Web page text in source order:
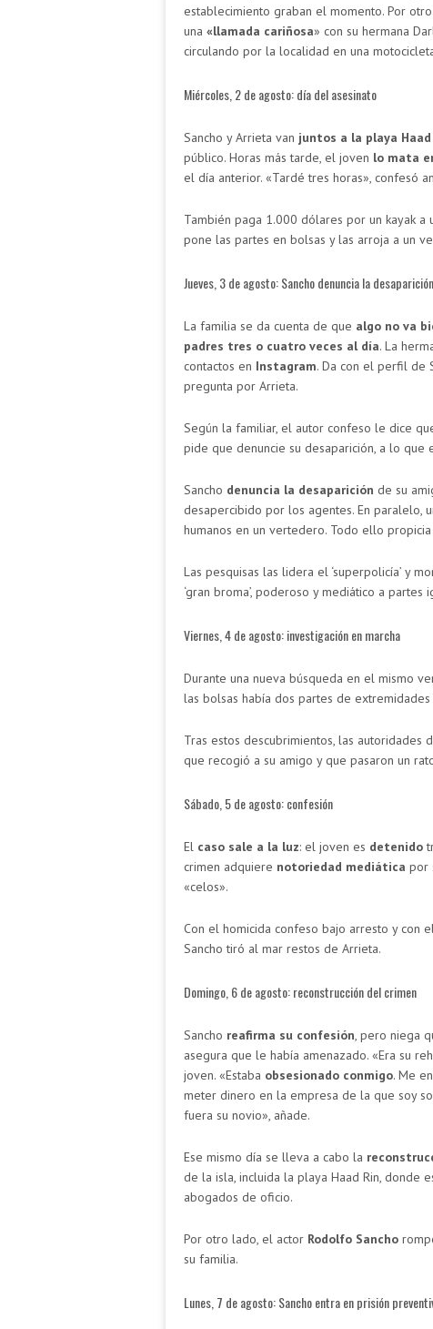
establecimiento graban el momento. Por
una «llamada cariñosa» con su hermana
circulando por la localidad en una
Miércoles, 2 de agosto: día del asesinato
Sancho y Arrieta van juntos a la playa Haad
público. Horas más tarde, el joven lo mata
el día anterior. «Tardé tres horas», confesó
También paga 1.000 dólares por un kayak
pone las partes en bolsas y las arroja a un
Jueves, 3 de agosto: Sancho denuncia la desaparición
La familia se da cuenta de que algo no va
padres tres o cuatro veces al día. La
contactos en Instagram. Da con el perfil de
pregunta por Arrieta.
Según la familiar, el autor confeso le dice
pide que denuncie su desaparición, a lo que
Sancho denuncia la desaparición de su
desapercibido por los agentes. En paralelo,
humanos en un vertedero. Todo ello
Las pesquisas las lidera el ‘superpolicía’ y
‘gran broma’, poderoso y mediático a partes
Viernes, 4 de agosto: investigación en marcha
Durante una nueva búsqueda en el mismo
las bolsas había dos partes de
Tras estos descubrimientos, las autoridades
que recogió a su amigo y que pasaron un
Sábado, 5 de agosto: confesión
El caso sale a la luz: el joven es detenido
crimen adquiere notoriedad mediática por
«celos».
Con el homicida confeso bajo arresto y con
Sancho tiró al mar restos de Arrieta.
Domingo, 6 de agosto: reconstrucción del crimen
Sancho reafirma su confesión, pero niega
asegura que le había amenazado. «Era su
joven. «Estaba obsesionado conmigo. Me
meter dinero en la empresa de la que soy
fuera su novio», añade.
Ese mismo día se lleva a cabo la
de la isla, incluida la playa Haad Rin, donde
abogados de oficio.
Por otro lado, el actor Rodolfo Sancho
su familia.
Lunes, 7 de agosto: Sancho entra en prisión